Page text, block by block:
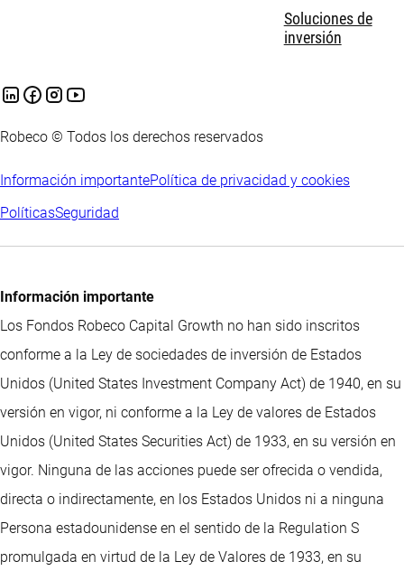
Soluciones de
inversión
Robeco © Todos los derechos reservados
Información importantePolítica de privacidad y cookies
PolíticasSeguridad
Información importante
Los Fondos Robeco Capital Growth no han sido inscritos
conforme a la Ley de sociedades de inversión de Estados
Unidos (United States Investment Company Act) de 1940, en su
versión en vigor, ni conforme a la Ley de valores de Estados
Unidos (United States Securities Act) de 1933, en su versión en
vigor. Ninguna de las acciones puede ser ofrecida o vendida,
directa o indirectamente, en los Estados Unidos ni a ninguna
Persona estadounidense en el sentido de la Regulation S
promulgada en virtud de la Ley de Valores de 1933, en su